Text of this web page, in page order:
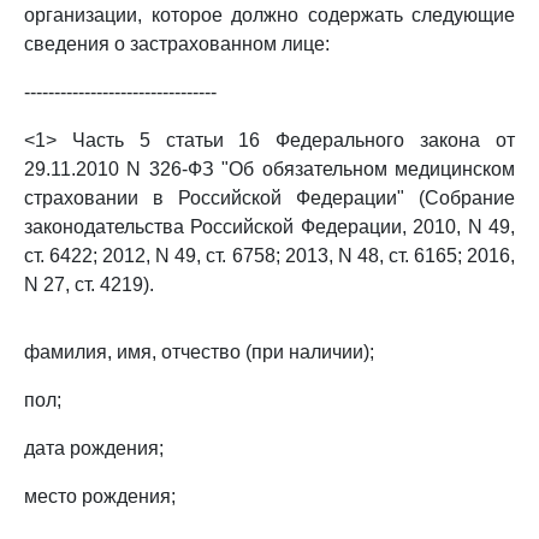
организации, которое должно содержать следующие
сведения о застрахованном лице:
--------------------------------
<1> Часть 5 статьи 16 Федерального закона от
29.11.2010 N 326-ФЗ "Об обязательном медицинском
страховании в Российской Федерации" (Собрание
законодательства Российской Федерации, 2010, N 49,
ст. 6422; 2012, N 49, ст. 6758; 2013, N 48, ст. 6165; 2016,
N 27, ст. 4219).
фамилия, имя, отчество (при наличии);
пол;
дата рождения;
место рождения;